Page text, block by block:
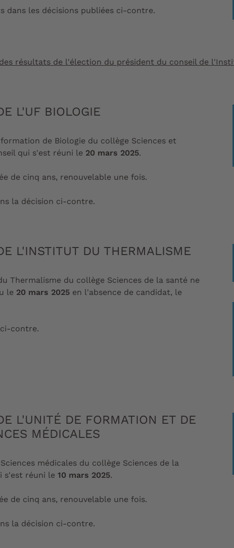
dans les décisions publiées ci-contre.
résultats de l'élection du président du conseil de
L'UF BIOLOGIE
de Biologie du collège Sciences et
qui s'est réuni le 20 mars 2025.
de cinq ans, renouvelable une fois.
la décision ci-contre.
L'INSTITUT DU THERMALISME
Thermalisme du collège Sciences de la santé ne
le 20 mars 2025 en l'absence de candidat, le
contre.
L'UNITÉ DE FORMATION ET DE
MÉDICALES
médicales du collège Sciences de la
s'est réuni le 10 mars 2025.
de cinq ans, renouvelable une fois.
la décision ci-contre.